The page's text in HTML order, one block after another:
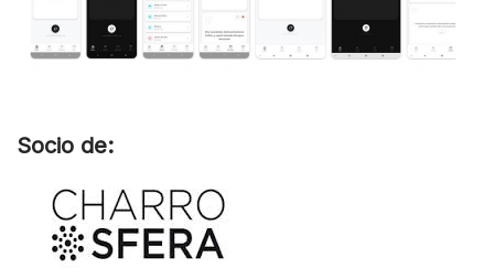
Socio de: